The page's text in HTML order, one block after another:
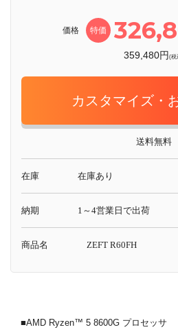
価格 特価
359,480円(税
カスタマイズ・
送料無料
在庫 在庫あり
納期 1～4営業日で出荷
商品名 ZEFT R60FH
■AMD Ryzen™ 5 8600G プロセッサ